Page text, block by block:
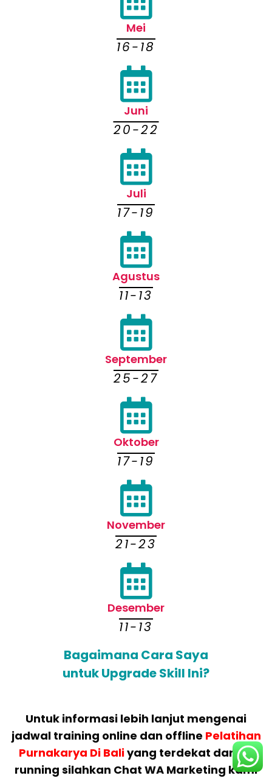
Mei
16-18
Juni
20-22
Juli
17-19
Agustus
11-13
September
25-27
Oktober
17-19
November
21-23
Desember
11-13
Bagaimana Cara Saya
untuk Upgrade Skill Ini?
Untuk informasi lebih lanjut mengenai
jadwal training online dan offline Pelatihan
Purnakarya Di Baliyang terdekat dan fix
running silahkan Chat WA Marketing kami